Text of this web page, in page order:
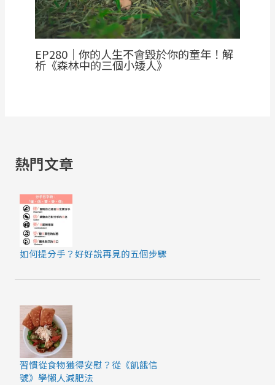
EP280｜你的人生不會毀於你的童年！解
析《森林中的三個小矮人》
熱門文章
如何提分手？好好說再見的五個步驟
習慣從食物獲得安慰？從《飢餓信
號》學懶人減肥法